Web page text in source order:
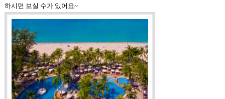
하시면 보실 수가 있어요~